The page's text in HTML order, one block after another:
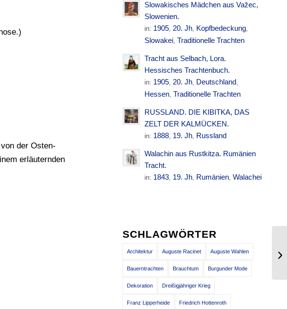
der Osten-
erläuternden
Slowakisches Mädchen aus Važec,
Slowenien.
in: 1905,20. Jh, Kopfbedeckung,
Slowakei, Traditionelle Trachten
Tracht aus Selbach, Lora.
Hessisches Trachtenbuch.
in: 1905,20. Jh, Deutschland,
Hessen, Traditionelle Trachten
RUSSLAND. DIE KIBITKA, DAS
ZELT DER KALMÜCKEN.
in: 1888, 19. Jh, Russland
Walachin aus Rustkitza. Rumänien
Tracht.
in: 1843, 19. Jh, Rumänien,Walachei
SCHLAGWÖRTER
Architektur Auguste Racinet Auguste Wahlen
Bauerntrachten Brauchtum Burgunder Mode
Dekoration Dreißigjähriger Krieg
Franz Lipperheide Friedrich Hottenroth